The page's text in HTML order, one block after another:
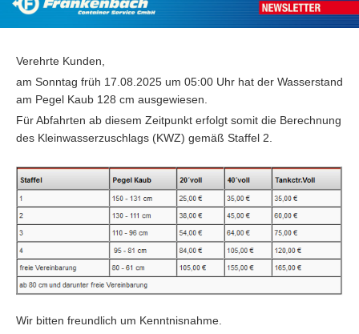
Verehrte Kunden,
am Sonntag früh 17.08.2025 um 05:00 Uhr hat der Wasserstand
am Pegel Kaub 128 cm ausgewiesen.
Für Abfahrten ab diesem Zeitpunkt erfolgt somit die Berechnung
des Kleinwasserzuschlags (KWZ) gemäß Staffel 2.
Wir bitten freundlich um Kenntnisnahme.